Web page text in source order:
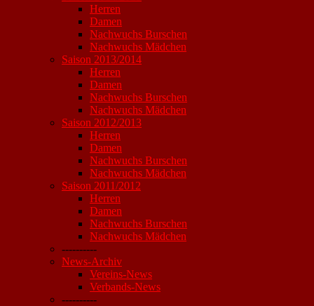
Herren
Damen
Nachwuchs Burschen
Nachwuchs Mädchen
Saison 2013/2014
Herren
Damen
Nachwuchs Burschen
Nachwuchs Mädchen
Saison 2012/2013
Herren
Damen
Nachwuchs Burschen
Nachwuchs Mädchen
Saison 2011/2012
Herren
Damen
Nachwuchs Burschen
Nachwuchs Mädchen
----------
News-Archiv
Vereins-News
Verbands-News
----------